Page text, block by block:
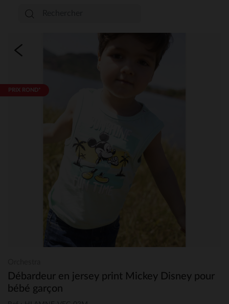
PRIX ROND*
Débardeur en jersey print Mickey Disney pour
bébé garçon